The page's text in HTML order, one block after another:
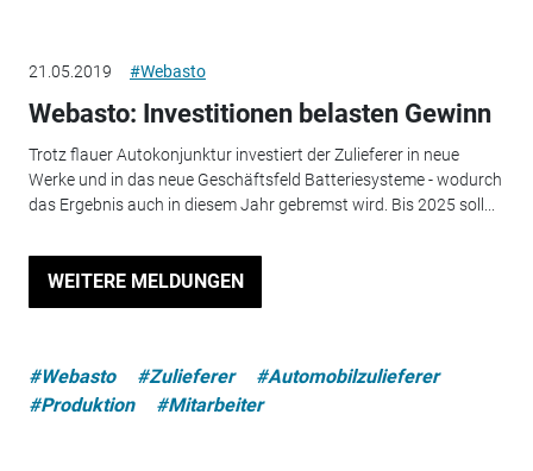
21.05.2019 #Webasto
Webasto: Investitionen belasten Gewinn
Trotz flauer Autokonjunktur investiert der Zulieferer in neue
Werke und in das neue Geschäftsfeld Batteriesysteme - wodurch
das Ergebnis auch in diesem Jahr gebremst wird. Bis 2025 soll...
WEITERE MELDUNGEN
#Webasto #Zulieferer
#Automobilzulieferer
#Produktion
#Mitarbeiter